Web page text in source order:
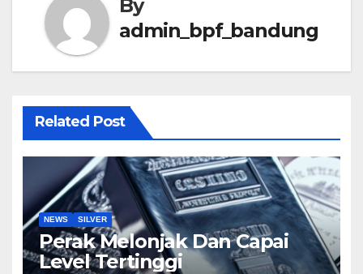
By
admin_bpf_bandung
Related Post
NEWS SILVER
Perak Melonjak Dan Capai
Level Tertinggi